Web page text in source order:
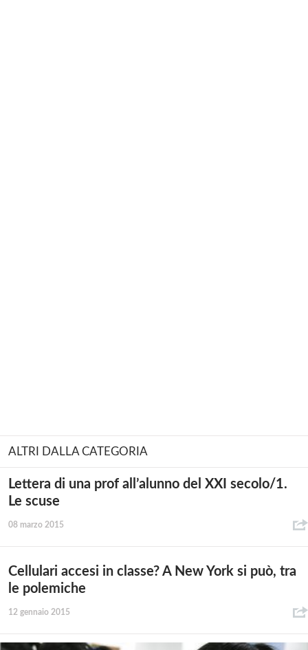
ALTRI DALLA CATEGORIA
Lettera di una prof all’alunno del XXI secolo/1.
Le scuse
08 marzo 2015
Cellulari accesi in classe? A New York si può, tra
le polemiche
12 gennaio 2015